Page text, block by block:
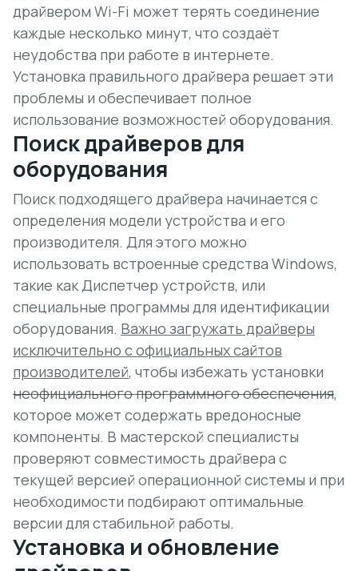
драйвером Wi-Fi может терять соединение
каждые несколько минут, что создаёт
неудобства при работе в интернете.
Установка правильного драйвера решает эти
проблемы и обеспечивает полное
использование возможностей оборудования.
Поиск драйверов для
оборудования
Поиск подходящего драйвера начинается с
определения модели устройства и его
производителя. Для этого можно
использовать встроенные средства Windows,
такие как Диспетчер устройств, или
специальные программы для идентификации
оборудования. Важно загружать драйверы
исключительно с официальных сайтов
производителей, чтобы избежать установки
неофициального программного обеспечения,
которое может содержать вредоносные
компоненты. В мастерской специалисты
проверяют совместимость драйвера с
текущей версией операционной системы и при
необходимости подбирают оптимальные
версии для стабильной работы.
Установка и обновление